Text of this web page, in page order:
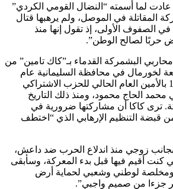
لما أسمته “النضال القومي الكردي”
المقاتلة في الموصل، ولم يرهبها قتال
في الصفوف الأولى، إذ تقول إنها منذ
حربًا لصالح الوطن”.
البشمركة القدماء بـ”كاك تامين” من
لخورمال في محافظة السليمانية عام
1959 واقترنت عام 1979 بالأمين العام الحالي للحزب الاشتراكي
محمد الحاج محمود، ومنذ ذلك التاريخ
ترى كاكا أن مشاركتها ضرورية في
قبضة التنظيم الإرهابي الذي “اختطف
زوجي منذ اندلاع الحرب ضد داعش،
كنت أقيم فيها قبل بدء المعركة، وسأبقى
ومخلصة لوطني وشعبي لحماية أرض
جزءا من صميم واجبي”.